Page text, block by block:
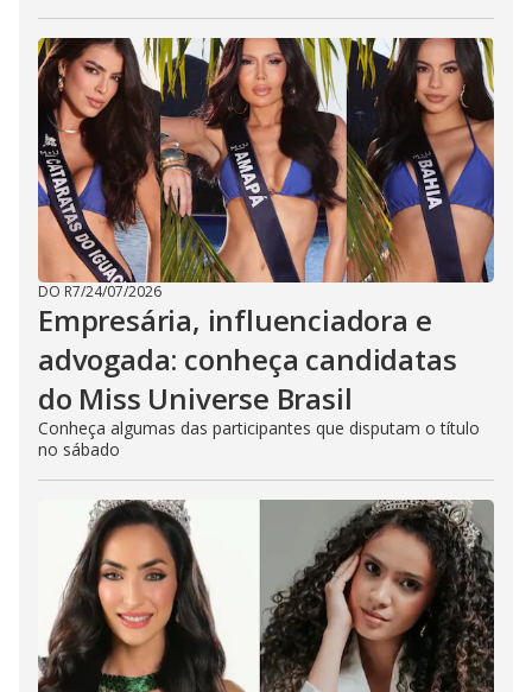
DO R7/24/07/2026
Empresária, influenciadora e
advogada: conheça candidatas
do Miss Universe Brasil
Conheça algumas das participantes que disputam o título
no sábado